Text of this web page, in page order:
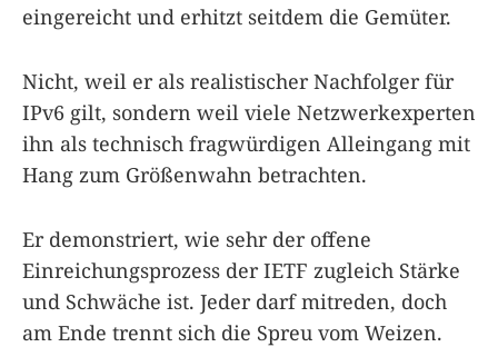
eingereicht und erhitzt seitdem die Gemüter.
Nicht, weil er als realistischer Nachfolger für
IPv6 gilt, sondern weil viele Netzwerkexperten
ihn als technisch fragwürdigen Alleingang mit
Hang zum Größenwahn betrachten.
Er demonstriert, wie sehr der offene
Einreichungsprozess der IETF zugleich Stärke
und Schwäche ist. Jeder darf mitreden, doch
am Ende trennt sich die Spreu vom Weizen.